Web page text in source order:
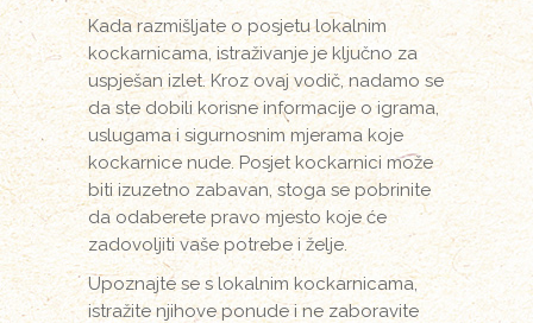
Kada razmišljate o posjetu lokalnim
kockarnicama, istraživanje je ključno za
uspješan izlet. Kroz ovaj vodič, nadamo se
da ste dobili korisne informacije o igrama,
uslugama i sigurnosnim mjerama koje
kockarnice nude. Posjet kockarnici može
biti izuzetno zabavan, stoga se pobrinite
da odaberete pravo mjesto koje će
zadovoljiti vaše potrebe i želje.
Upoznajte se s lokalnim kockarnicama,
istražite njihove ponude i ne zaboravite